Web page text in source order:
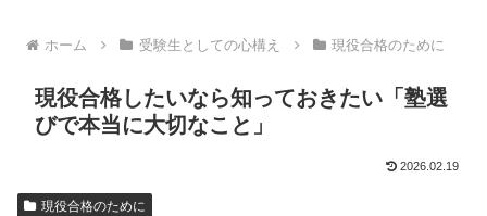
ホーム 受験生としての心構え 現役合格のために
現役合格したいなら知っておきたい「塾選
びで本当に大切なこと」
2026.02.19
現役合格のために